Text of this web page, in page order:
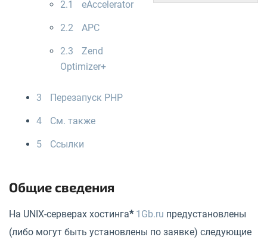
2.1 eAccelerator
2.2 APC
2.3
Zend
Optimizer+
3 Перезапуск PHP
4 См. также
5 Ссылки
Общие сведения
На UNIX-серверах хостинга* 1Gb.ru предустановлены
(либо могут быть установлены по заявке) следующие